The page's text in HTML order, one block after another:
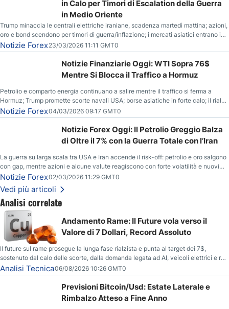
in Calo per Timori di Escalation della Guerra
in Medio Oriente
Trump minaccia le centrali elettriche iraniane, scadenza martedì mattina; azioni,
oro e bond scendono per timori di guerra/inflazione; i mercati asiatici entrano in
correzione; il petrolio greggio resta stabile.
Notizie Forex23/03/2026 11:11 GMT0
Notizie Finanziarie Oggi: WTI Sopra 76$
Mentre Si Blocca il Traffico a Hormuz
Petrolio e comparto energia continuano a salire mentre il traffico si ferma a
Hormuz; Trump promette scorte navali USA; borse asiatiche in forte calo; il rialzo
del gas naturale mette pressione all’euro.
Notizie Forex04/03/2026 09:17 GMT0
Notizie Forex Oggi: Il Petrolio Greggio Balza
di Oltre il 7% con la Guerra Totale con l’Iran
La guerra su larga scala tra USA e Iran accende il risk-off: petrolio e oro salgono
con gap, mentre azioni e alcune valute reagiscono con forte volatilità e nuovi
livelli da monitorare.
Notizie Forex02/03/2026 11:29 GMT0
Vedi più articoli
Analisi correlate
Andamento Rame: Il Future vola verso il
Valore di 7 Dollari, Record Assoluto
Il future sul rame prosegue la lunga fase rialzista e punta al target dei 7$,
sostenuto dal calo delle scorte, dalla domanda legata ad AI, veicoli elettrici e reti
energetiche, e dai timori di deficit produttivo dal 2028.
Analisi Tecnica06/08/2026 10:26 GMT0
Previsioni Bitcoin/Usd: Estate Laterale e
Rimbalzo Atteso a Fine Anno